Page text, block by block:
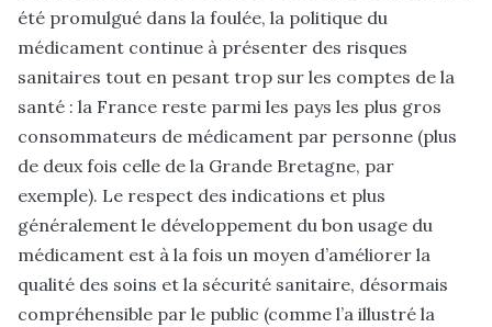
été promulgué dans la foulée, la politique du
médicament continue à présenter des risques
sanitaires tout en pesant trop sur les comptes de la
santé : la France reste parmi les pays les plus gros
consommateurs de médicament par personne (plus
de deux fois celle de la Grande Bretagne, par
exemple). Le respect des indications et plus
généralement le développement du bon usage du
médicament est à la fois un moyen d’améliorer la
qualité des soins et la sécurité sanitaire, désormais
compréhensible par le public (comme l’a illustré la